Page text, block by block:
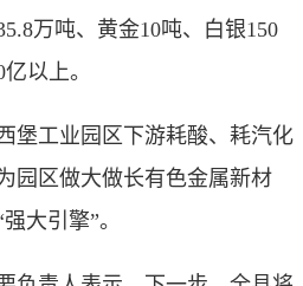
万吨、黄金10吨、白银150
以上。
堡工业园区下游耗酸、耗汽化
园区做大做长有色金属新材
大引擎”。